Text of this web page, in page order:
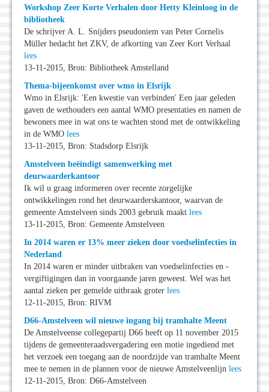
Workshop Zeer Korte Verhalen door Hetty Kleinloog in de
bibliotheek
De schrijver A. L. Snijders pseudoniem van Peter Cornelis
Müller bedacht het ZKV, de afkorting van Zeer Kort Verhaal
lees
13-11-2015, Bron: Bibliotheek Amstelland
Thema-bijeenkomst over wmo in Elsrijk
Wmo in Elsrijk: 'Een kwestie van verbinden' Een jaar geleden
gaven de wethouders een aantal WMO presentaties en namen de
bewoners mee in wat ons te wachten stond met de ontwikkeling
in de WMO lees
13-11-2015, Bron: Stadsdorp Elsrijk
Amstelveen beëindigt samenwerking met
deurwaarderkantoor
Ik wil u graag informeren over recente zorgelijke
ontwikkelingen rond het deurwaarderskantoor, waarvan de
gemeente Amstelveen sinds 2003 gebruik maakt lees
13-11-2015, Bron: Gemeente Amstelveen
In 2014 waren er 13% meer zieken door voedselinfecties in
Nederland
In 2014 waren er minder uitbraken van voedselinfecties en -
vergiftigingen dan in voorgaande jaren geweest. Wel was het
aantal zieken per gemelde uitbraak groter lees
12-11-2015, Bron: RIVM
D66-Amstelveen wil nieuwe ingang bij tramhalte Meent
De Amstelveense collegepartij D66 heeft op 11 november 2015
tijdens de gemeenteraadsvergadering een motie ingediend met
het verzoek een toegang aan de noordzijde van tramhalte Meent
mee te nemen in de plannen voor de nieuwe Amstelveenlijn lees
12-11-2015, Bron: D66-Amstelveen